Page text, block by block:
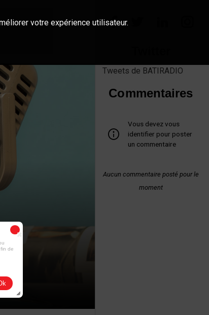
Tweets de BATIRADIO
Commentaires
Vous devez vous
identifier pour poster
un commentaire
Aucun commentaire posté pour le
moment
votre expérience utilisateur.
de